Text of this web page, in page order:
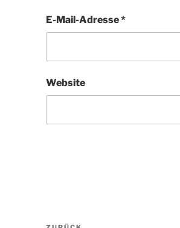
E-Mail-Adresse*
Website
Beitragsnavigation